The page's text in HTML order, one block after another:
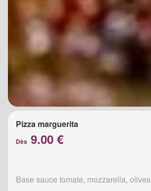
Pizza marguerita
Dès 9.00 €
Base sauce tomate, mozzarella, olives